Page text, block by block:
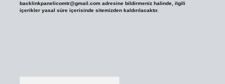
backlinkpanelicomtr@gmail.comadresine bildirmeniz halinde, ilgili
içerikler yasal süre içerisinde sitemizden kaldırılacaktır.